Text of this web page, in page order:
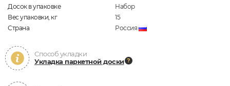
Досок в упаковке
Набор
Вес упаковки, кг
15
Страна
Россия
Способ укладки
Укладка паркетной доски